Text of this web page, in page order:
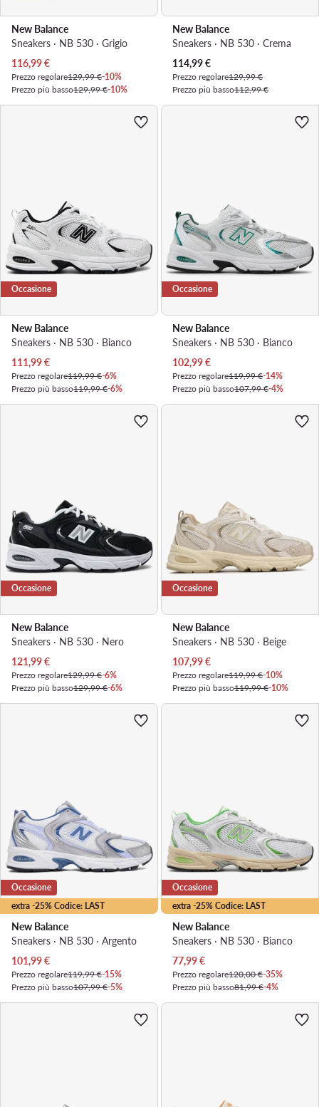
New Balance
Sneakers · NB 530 · Grigio
Prezzo attuale
116,99€
Prezzo regolare129,99 €-10%
Prezzo più basso129,99 €-10%
New Balance
Sneakers · NB 530 · Crema
Prezzo attuale
114,99€
Prezzo regolare129,99 €
Prezzo più basso112,99 €
Occasione
New Balance
Sneakers · NB 530 · Bianco
Prezzo attuale
111,99€
Prezzo regolare119,99 €-6%
Prezzo più basso119,99 €-6%
Occasione
New Balance
Sneakers · NB 530 · Bianco
Prezzo attuale
102,99€
Prezzo regolare119,99 €-14%
Prezzo più basso107,99 €-4%
Occasione
New Balance
Sneakers · NB 530 · Nero
Prezzo attuale
121,99€
Prezzo regolare129,99 €-6%
Prezzo più basso129,99 €-6%
Occasione
New Balance
Sneakers · NB 530 · Beige
Prezzo attuale
107,99€
Prezzo regolare119,99 €-10%
Prezzo più basso119,99 €-10%
extra -25% Codice: LAST
Occasione
New Balance
Sneakers · NB 530 · Argento
Prezzo attuale
101,99€
Prezzo regolare119,99 €-15%
Prezzo più basso107,99 €-5%
extra -25% Codice: LAST
Occasione
New Balance
Sneakers · NB 530 · Bianco
Prezzo attuale
77,99€
Prezzo regolare120,00 €-35%
Prezzo più basso81,99 €-4%